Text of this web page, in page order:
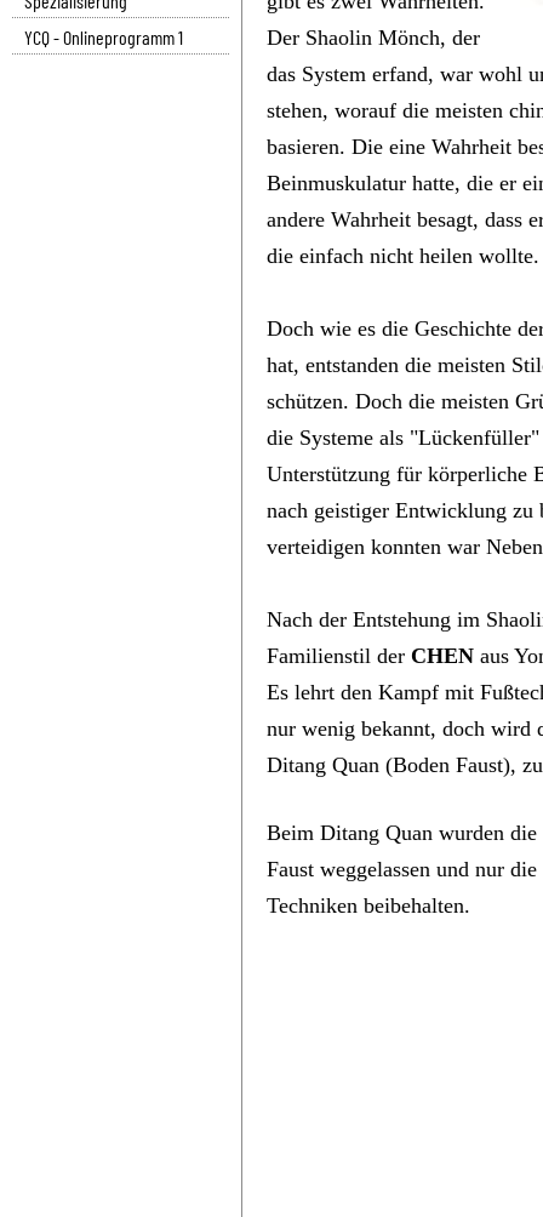
YCQ - Onlineprogramm 1
Der Shaolin Mönch, der
das System erfand, war wohl
stehen, worauf die meisten
basieren. Die eine Wahrheit
Beinmuskulatur hatte, die er
andere Wahrheit besagt, dass
die einfach nicht heilen wollte.
Doch wie es die Geschichte
hat, entstanden die meisten
schützen. Doch die meisten
die Systeme als
Unterstützung für körperliche
nach geistiger Entwicklung zu
verteidigen konnten war
Nach der Entstehung im
Familienstil der CHEN aus
Es lehrt den Kampf mit
nur wenig bekannt, doch wird
Ditang Quan (Boden Faust),
Beim Ditang Quan wurden
Faust weggelassen und nur
Techniken beibehalten.